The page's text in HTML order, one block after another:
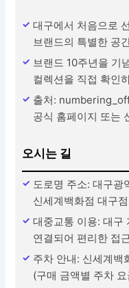
대구에서 처음으로
브랜드의 특별한 공
브랜드 10주년을 기
컬렉션을 직접 확인
출처:
공식 홈페이지 또는
오시는 길
도로명 주소: 대구광
신세계백화점 대구
대중교통 이용: 대구
연결되어 편리한 접
주차 안내: 신세계백
(구매 금액별 주차